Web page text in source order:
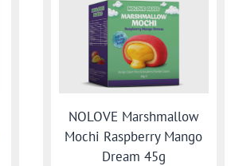
NOLOVE Marshmallow
Mochi Raspberry Mango
Dream 45g